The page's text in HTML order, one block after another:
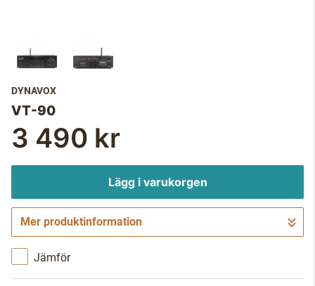
DYNAVOX
VT-90
3 490 kr
Lägg i varukorgen
Gå till kassan
Mer produktinformation
Jämför